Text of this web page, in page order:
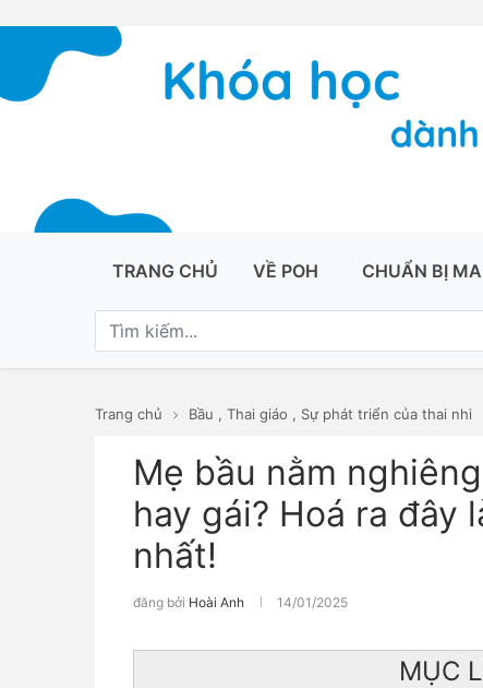
TRANG CHỦ VỀ POH CHUẨN BỊ
Trang chủ Bầu , Thai giáo , Sự phát triển của thai nhi
Mẹ bầu nằm
hay gái? Hoá ra đây
nhất!
đăng bởi Hoài Anh 14/01/2025
MỤC